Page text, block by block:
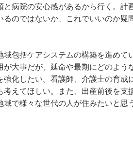
病院の安心感があるから行く。計
のではないか、これでいいのか疑
包括ケアシステムの構築を進めて
大事だが、延命や最期にどのよう
化したい。看護師、介護士の育成
えてほしい。また、出産前後を支
で様々な世代の人が住みたいと思